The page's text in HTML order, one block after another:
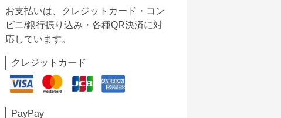
お支払いは、クレジットカード・コン
ビニ/銀行振り込み・各種QR決済に対
応しています。
クレジットカード
PayPay